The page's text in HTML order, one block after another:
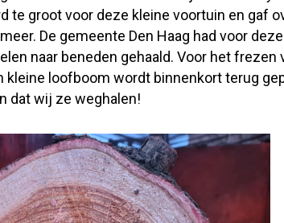
te groot voor deze kleine voortuin en gaf
De gemeente Den Haag had voor
naar beneden gehaald. Voor het
kleine loofboom wordt binnenkort terug
dat wij ze weghalen!